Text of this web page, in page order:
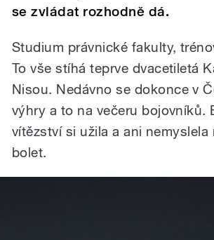
se zvládat rozhodně dá.
Studium právnické fakulty,
To vše stíhá teprve dvacetiletá
Nisou. Nedávno se dokonce v
výhry a to na večeru bojovníků.
vítězství si užila a ani
bolet.